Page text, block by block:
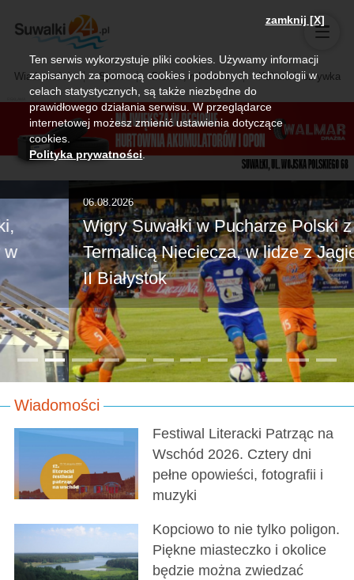
Wiadomości Sport Biznes, rolnictwo Kultura i rozrywka
06.08.2026
Wigry Suwałki w Pucharze Polski z
Termalicą Nieciecza, w lidze z Jagiellonią
II Białystok
Wiadomości
Festiwal Literacki Patrząc na
Wschód 2026. Cztery dni
pełne opowieści, fotografii i
muzyki
Kopciowo to nie tylko poligon.
Piękne miasteczko i okolice
będzie można zwiedzać
zamknij [X]
Ten serwis wykorzystuje pliki cookies. Używamy informacji
zapisanych za pomocą cookies i podobnych technologii w
celach statystycznych, są także niezbędne do
prawidłowego działania serwisu. W przeglądarce
internetowej możesz zmienić ustawienia dotyczące
cookies.
Polityka prywatności.